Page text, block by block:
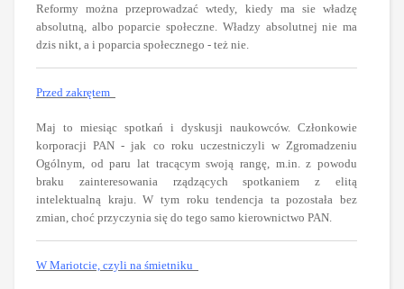
Reformy można przeprowadzać wtedy, kiedy ma sie władzę
absolutną, albo poparcie społeczne. Władzy absolutnej nie ma
dzis nikt, a i poparcia społecznego - też nie.
Przed zakrętem
Maj to miesiąc spotkań i dyskusji naukowców. Członkowie
korporacji PAN - jak co roku uczestniczyli w Zgromadzeniu
Ogólnym, od paru lat tracącym swoją rangę, m.in. z powodu
braku zainteresowania rządzących spotkaniem z elitą
intelektualną kraju. W tym roku tendencja ta pozostała bez
zmian, choć przyczynia się do tego samo kierownictwo PAN.
W Mariotcie, czyli na śmietniku